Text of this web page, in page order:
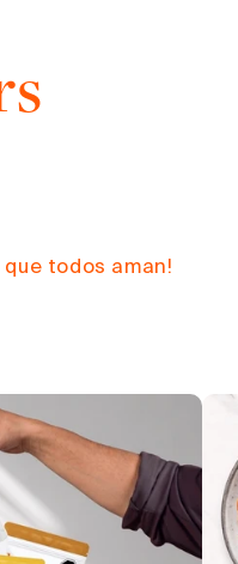
todos aman!